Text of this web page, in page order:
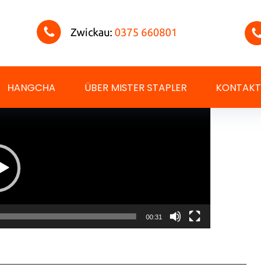
Zwickau:0375 660801
HANGCHA ÜBER MISTER STAPLER KONTAKT
00:31